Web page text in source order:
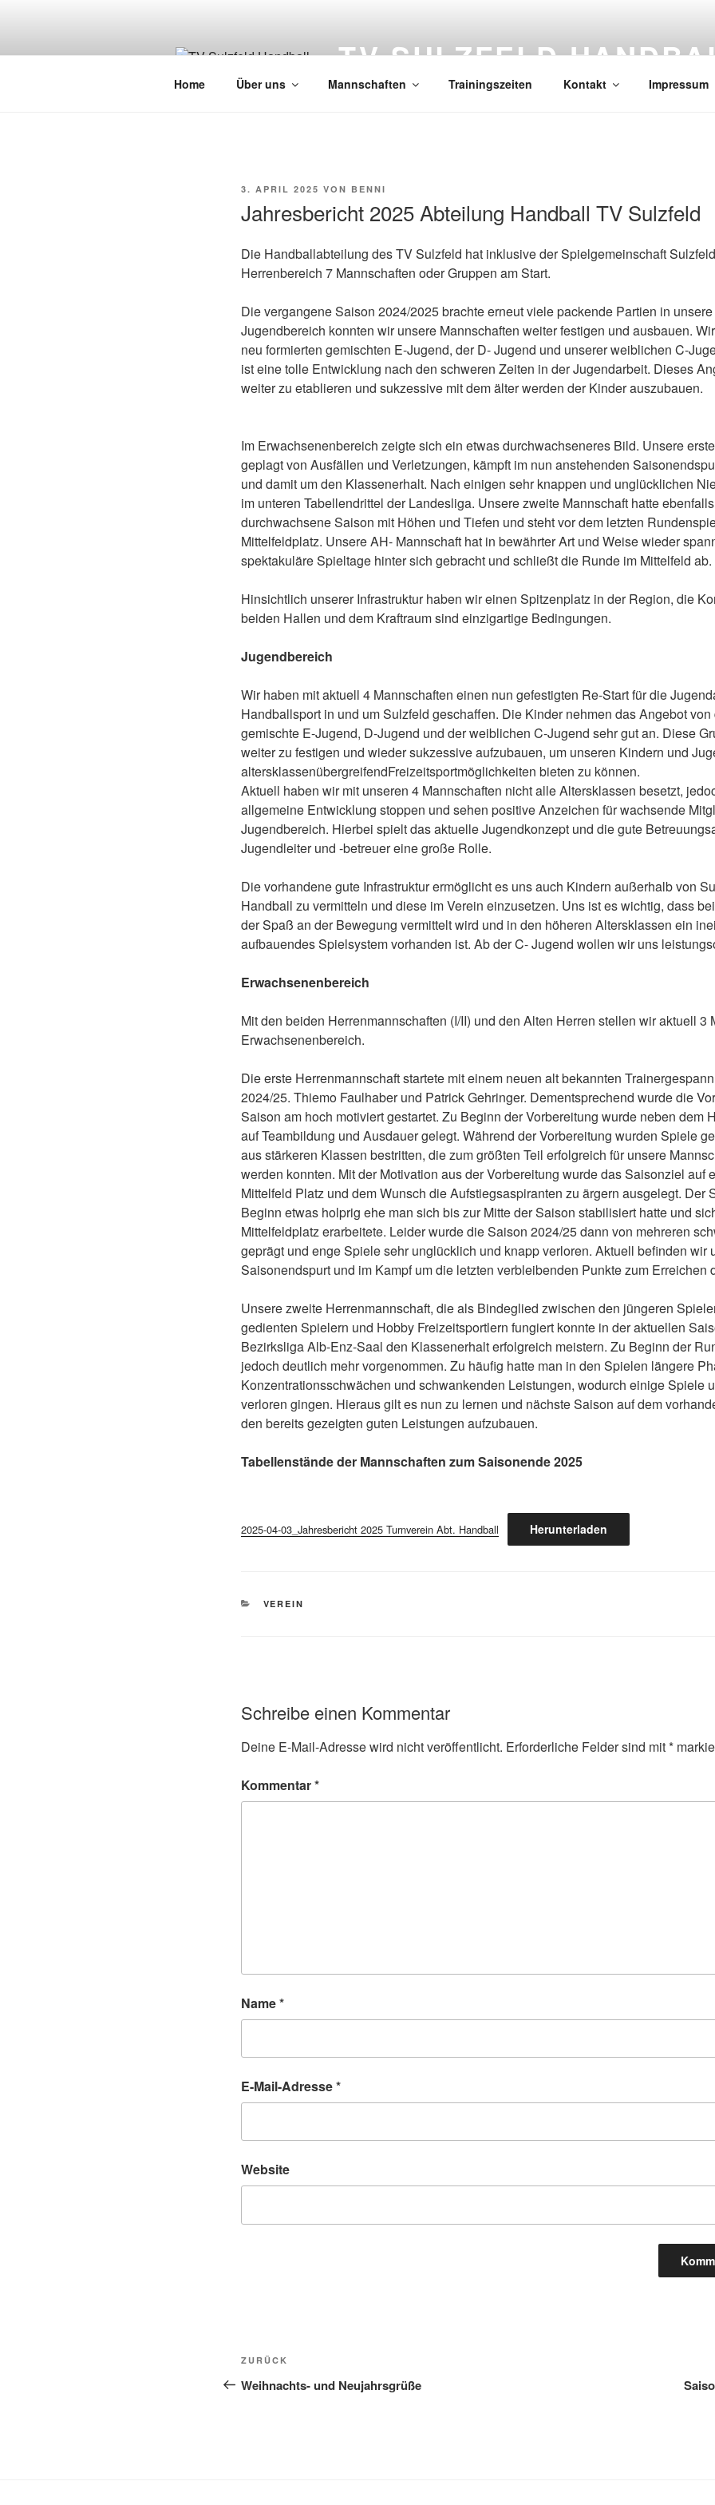
TV SULZFELD
Home Über uns Mannschaften Trainingszeiten Kontakt Impressum
VERÖFFENTLICHT
3. APRIL 2025 VON BENNI
Jahresbericht 2025 Abteilung Handball TV Sulzfeld
Die Handballabteilung des TV Sulzfeld hat inklusive der Spielgemeinschaft
Herrenbereich 7 Mannschaften oder Gruppen am Start.
Die vergangene Saison 2024/2025 brachte erneut viele packende Partien in
Jugendbereich konnten wir unsere Mannschaften weiter festigen und ausbauen.
neu formierten gemischten E-Jugend, der D- Jugend und unserer weiblichen C-
ist eine tolle Entwicklung nach den schweren Zeiten in der Jugendarbeit. Dieses
weiter zu etablieren und sukzessive mit dem älter werden der Kinder auszubauen.
Im Erwachsenenbereich zeigte sich ein etwas durchwachseneres Bild. Unsere
geplagt von Ausfällen und Verletzungen, kämpft im nun anstehenden
und damit um den Klassenerhalt. Nach einigen sehr knappen und unglücklichen
im unteren Tabellendrittel der Landesliga. Unsere zweite Mannschaft hatte
durchwachsene Saison mit Höhen und Tiefen und steht vor dem letzten
Mittelfeldplatz. Unsere AH- Mannschaft hat in bewährter Art und Weise wieder
spektakuläre Spieltage hinter sich gebracht und schließt die Runde im Mittelfeld ab.
Hinsichtlich unserer Infrastruktur haben wir einen Spitzenplatz in der Region, die
beiden Hallen und dem Kraftraum sind einzigartige Bedingungen.
Jugendbereich
Wir haben mit aktuell 4 Mannschaften einen nun gefestigten Re-Start für die
Handballsport in und um Sulzfeld geschaffen. Die Kinder nehmen das Angebot
gemischte E-Jugend, D-Jugend und der weiblichen C-Jugend sehr gut an. Diese
weiter zu festigen und wieder sukzessive aufzubauen, um unseren Kindern und
altersklassenübergreifendFreizeitsportmöglichkeiten bieten zu können.
Aktuell haben wir mit unseren 4 Mannschaften nicht alle Altersklassen besetzt,
allgemeine Entwicklung stoppen und sehen positive Anzeichen für wachsende
Jugendbereich. Hierbei spielt das aktuelle Jugendkonzept und die gute
Jugendleiter und -betreuer eine große Rolle.
Die vorhandene gute Infrastruktur ermöglicht es uns auch Kindern außerhalb von
Handball zu vermitteln und diese im Verein einzusetzen. Uns ist es wichtig, dass
der Spaß an der Bewegung vermittelt wird und in den höheren Altersklassen ein
aufbauendes Spielsystem vorhanden ist. Ab der C- Jugend wollen wir uns
Erwachsenenbereich
Mit den beiden Herrenmannschaften (I/II) und den Alten Herren stellen wir aktuell 3
Erwachsenenbereich.
Die erste Herrenmannschaft startete mit einem neuen alt bekannten
2024/25. Thiemo Faulhaber und Patrick Gehringer. Dementsprechend wurde die
Saison am hoch motiviert gestartet. Zu Beginn der Vorbereitung wurde neben dem
auf Teambildung und Ausdauer gelegt. Während der Vorbereitung wurden Spiele
aus stärkeren Klassen bestritten, die zum größten Teil erfolgreich für unsere
werden konnten. Mit der Motivation aus der Vorbereitung wurde das Saisonziel auf
Mittelfeld Platz und dem Wunsch die Aufstiegsaspiranten zu ärgern ausgelegt. Der
Beginn etwas holprig ehe man sich bis zur Mitte der Saison stabilisiert hatte und
Mittelfeldplatz erarbeitete. Leider wurde die Saison 2024/25 dann von mehreren
geprägt und enge Spiele sehr unglücklich und knapp verloren. Aktuell befinden wir
Saisonendspurt und im Kampf um die letzten verbleibenden Punkte zum Erreichen
Unsere zweite Herrenmannschaft, die als Bindeglied zwischen den jüngeren
gedienten Spielern und Hobby Freizeitsportlern fungiert konnte in der aktuellen
Bezirksliga Alb-Enz-Saal den Klassenerhalt erfolgreich meistern. Zu Beginn der
jedoch deutlich mehr vorgenommen. Zu häufig hatte man in den Spielen längere
Konzentrationsschwächen und schwankenden Leistungen, wodurch einige Spiele
verloren gingen. Hieraus gilt es nun zu lernen und nächste Saison auf dem
den bereits gezeigten guten Leistungen aufzubauen.
Tabellenstände der Mannschaften zum Saisonende 2025
2025-04-03_Jahresbericht 2025 Turnverein Abt. Handball Herunterladen
KATEGORIEN
VEREIN
Schreibe einen Kommentar
Deine E-Mail-Adresse wird nicht veröffentlicht. Erforderliche Felder sind mit*
Kommentar*
Name*
E-Mail-Adresse*
Website
Beitragsnavigation
Vorheriger
Beitrag
ZURÜCK
Weihnachts- und Neujahrsgrüße